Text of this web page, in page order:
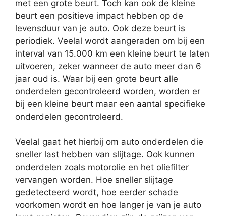
met een grote beurt. Toch kan ook de kleine
beurt een positieve impact hebben op de
levensduur van je auto. Ook deze beurt is
periodiek. Veelal wordt aangeraden om bij een
interval van 15.000 km een kleine beurt te laten
uitvoeren, zeker wanneer de auto meer dan 6
jaar oud is. Waar bij een grote beurt alle
onderdelen gecontroleerd worden, worden er
bij een kleine beurt maar een aantal specifieke
onderdelen gecontroleerd.
Veelal gaat het hierbij om auto onderdelen die
sneller last hebben van slijtage. Ook kunnen
onderdelen zoals motorolie en het oliefilter
vervangen worden. Hoe sneller slijtage
gedetecteerd wordt, hoe eerder schade
voorkomen wordt en hoe langer je van je auto